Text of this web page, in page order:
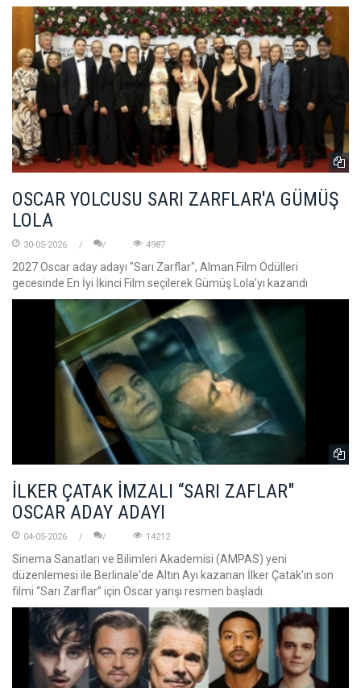
OSCAR YOLCUSU SARI ZARFLAR'A GÜMÜŞ
LOLA
30-05-2026 4987
2027 Oscar aday adayı "Sarı Zarflar", Alman Film Ödülleri
gecesinde En İyi İkinci Film seçilerek Gümüş Lola’yı kazandı
İLKER ÇATAK İMZALI “SARI ZAFLAR"
OSCAR ADAY ADAYI
04-05-2026 14212
Sinema Sanatları ve Bilimleri Akademisi (AMPAS) yeni
düzenlemesi ile Berlinale'de Altın Ayı kazanan İlker Çatak’ın son
filmi “Sarı Zarflar” için Oscar yarışı resmen başladı.